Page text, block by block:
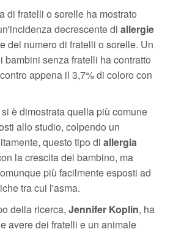
di fratelli o sorelle ha mostrato
decrescente di allergie
del numero di fratelli o sorelle. Un
bambini senza fratelli ha contratto
appena il 3,7% di coloro con
è dimostrata quella più comune
allo studio, colpendo un
questo tipo di allergia
la crescita del bambino, ma
più facilmente esposti ad
tra cui l'asma.
della ricerca, Jennifer Koplin, ha
avere dei fratelli e un animale